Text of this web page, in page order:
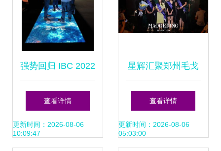
强势回归 IBC 2022
艾比森携虚拟影棚
解决方案斩获最佳
查看详情
更新时间：2026-08-06
10:09:47
星辉汇聚郑州毛戈
平 第六届化妆造型
全科班毕业发布会
查看详情
更新时间：2026-08-06
05:03:00